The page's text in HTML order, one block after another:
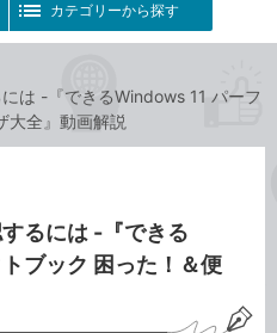
カテゴリーから探す
は -『できるWindows 11 パーフ
大全』動画解説
るには -『できる
ブック 困った！＆便